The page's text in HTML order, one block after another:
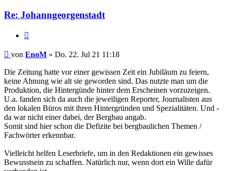
Re: Johanngeorgenstadt
Beitrag
von EnoM » Do. 22. Jul 21 11:18
Die Zeitung hatte vor einer gewissen Zeit ein Jubiläum zu feiern,
keine Ahnung wie alt sie geworden sind. Das nutzte man um die
Produktion, die Hintergünde hinter dem Erscheinen vorzuzeigen.
U.a. fanden sich da auch die jeweiligen Reporter, Journalisten aus
den lokalen Büros mit ihren Hintergründen und Spezialitäten. Und -
da war nicht einer dabei, der Bergbau angab.
Somit sind hier schon die Defizite bei bergbaulichen Themen /
Fachwörter erkennbar.
Vielleicht helfen Leserbriefe, um in den Redaktionen ein gewisses
Bewusstsein zu schaffen. Natürlich nur, wenn dort ein Wille dafür